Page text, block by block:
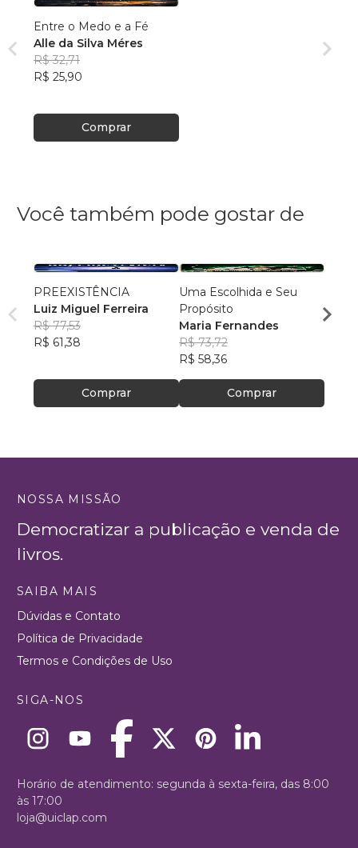
Entre o Medo e a Fé
Alle da Silva Méres
R$ 32,71
R$ 25,90
Comprar
Você também pode gostar de
PREEXISTÊNCIA
Luiz Miguel Ferreira
R$ 77,53
R$ 61,38
Comprar
Uma Escolhida e Seu
Propósito
Maria Fernandes
R$ 73,72
R$ 58,36
Comprar
DOR
NOSSA MISSÃO
Democratizar a publicação e venda de
livros.
SAIBA MAIS
Dúvidas e Contato
Política de Privacidade
Termos e Condições de Uso
SIGA-NOS
Horário de atendimento: segunda à sexta-feira, das 8:00
às 17:00
loja@uiclap.com